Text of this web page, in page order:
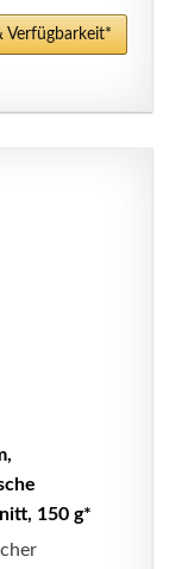
Verfügbarkeit*
150 g*